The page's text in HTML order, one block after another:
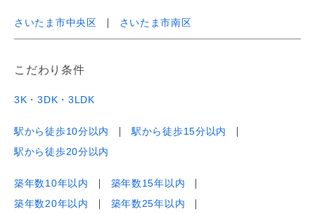
さいたま市中央区 さいたま市南区
こだわり条件
3K・3DK・3LDK
駅から徒歩10分以内
駅から徒歩15分以内
駅から徒歩20分以内
築年数10年以内
築年数15年以内
築年数20年以内
築年数25年以内